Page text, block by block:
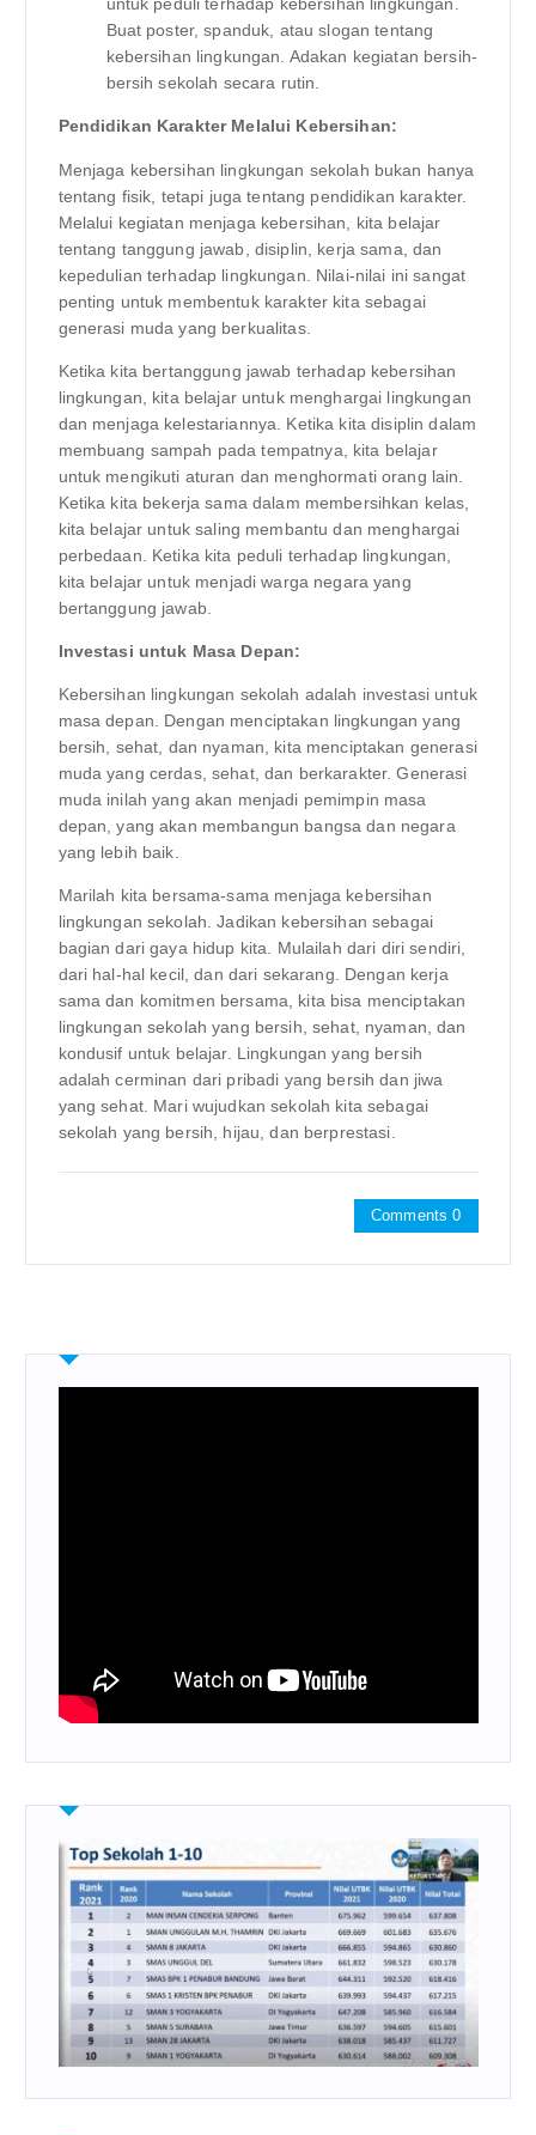
untuk peduli terhadap kebersihan lingkungan.
Buat poster, spanduk, atau slogan tentang
kebersihan lingkungan. Adakan kegiatan bersih-
bersih sekolah secara rutin.
Pendidikan Karakter Melalui Kebersihan:
Menjaga kebersihan lingkungan sekolah bukan hanya
tentang fisik, tetapi juga tentang pendidikan karakter.
Melalui kegiatan menjaga kebersihan, kita belajar
tentang tanggung jawab, disiplin, kerja sama, dan
kepedulian terhadap lingkungan. Nilai-nilai ini sangat
penting untuk membentuk karakter kita sebagai
generasi muda yang berkualitas.
Ketika kita bertanggung jawab terhadap kebersihan
lingkungan, kita belajar untuk menghargai lingkungan
dan menjaga kelestariannya. Ketika kita disiplin dalam
membuang sampah pada tempatnya, kita belajar
untuk mengikuti aturan dan menghormati orang lain.
Ketika kita bekerja sama dalam membersihkan kelas,
kita belajar untuk saling membantu dan menghargai
perbedaan. Ketika kita peduli terhadap lingkungan,
kita belajar untuk menjadi warga negara yang
bertanggung jawab.
Investasi untuk Masa Depan:
Kebersihan lingkungan sekolah adalah investasi untuk
masa depan. Dengan menciptakan lingkungan yang
bersih, sehat, dan nyaman, kita menciptakan generasi
muda yang cerdas, sehat, dan berkarakter. Generasi
muda inilah yang akan menjadi pemimpin masa
depan, yang akan membangun bangsa dan negara
yang lebih baik.
Marilah kita bersama-sama menjaga kebersihan
lingkungan sekolah. Jadikan kebersihan sebagai
bagian dari gaya hidup kita. Mulailah dari diri sendiri,
dari hal-hal kecil, dan dari sekarang. Dengan kerja
sama dan komitmen bersama, kita bisa menciptakan
lingkungan sekolah yang bersih, sehat, nyaman, dan
kondusif untuk belajar. Lingkungan yang bersih
adalah cerminan dari pribadi yang bersih dan jiwa
yang sehat. Mari wujudkan sekolah kita sebagai
sekolah yang bersih, hijau, dan berprestasi.
Comments 0